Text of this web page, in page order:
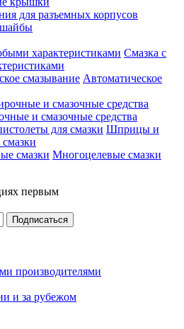
для разъемных корпусов
Смазка с
Автоматическое
и смазочные средства
Шприцы и
Многоцелевые смазки
первым
производителями
и за рубежом